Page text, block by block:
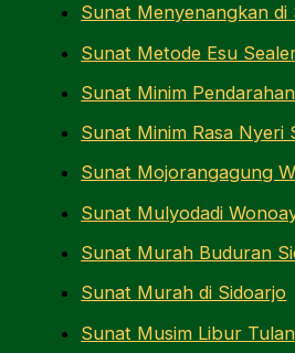
Sunat Menyenangkan di
Sunat Metode Esu
Sunat Minim
Sunat Minim Rasa Nyeri
Sunat Mojorangagung
Sunat Mulyodadi
Sunat Murah Buduran
Sunat Murah di Sidoarjo
Sunat Musim Libur